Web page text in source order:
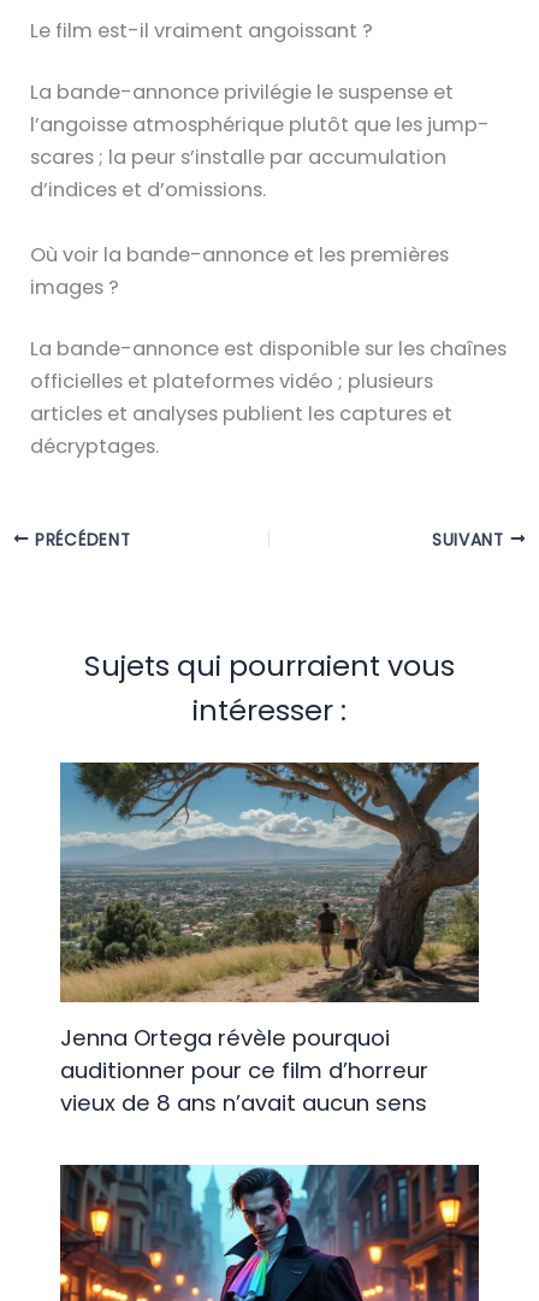
Le film est-il vraiment angoissant ?
La bande-annonce privilégie le suspense et
l’angoisse atmosphérique plutôt que les jump-
scares ; la peur s’installe par accumulation
d’indices et d’omissions.
Où voir la bande-annonce et les premières
images ?
La bande-annonce est disponible sur les chaînes
officielles et plateformes vidéo ; plusieurs
articles et analyses publient les captures et
décryptages.
PRÉCÉDENT SUIVANT
Sujets qui pourraient vous
intéresser :
Jenna Ortega révèle pourquoi
auditionner pour ce film d’horreur
vieux de 8 ans n’avait aucun sens